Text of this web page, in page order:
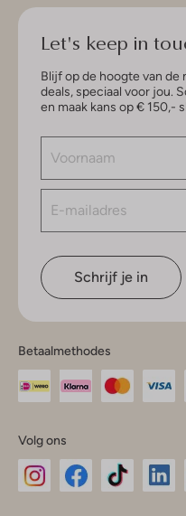
Let's keep in
Blijf op de hoogte van
deals, speciaal voor jou.
en maak kans op € 150,-
Schrijf je in
Betaalmethodes
Volg ons